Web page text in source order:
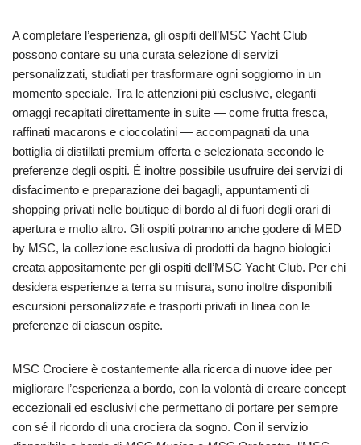
A completare l’esperienza, gli ospiti dell’MSC Yacht Club
possono contare su una curata selezione di servizi
personalizzati, studiati per trasformare ogni soggiorno in un
momento speciale. Tra le attenzioni più esclusive, eleganti
omaggi recapitati direttamente in suite — come frutta fresca,
raffinati macarons e cioccolatini — accompagnati da una
bottiglia di distillati premium offerta e selezionata secondo le
preferenze degli ospiti. È inoltre possibile usufruire dei servizi di
disfacimento e preparazione dei bagagli, appuntamenti di
shopping privati nelle boutique di bordo al di fuori degli orari di
apertura e molto altro. Gli ospiti potranno anche godere di MED
by MSC, la collezione esclusiva di prodotti da bagno biologici
creata appositamente per gli ospiti dell’MSC Yacht Club. Per chi
desidera esperienze a terra su misura, sono inoltre disponibili
escursioni personalizzate e trasporti privati in linea con le
preferenze di ciascun ospite.
MSC Crociere è costantemente alla ricerca di nuove idee per
migliorare l’esperienza a bordo, con la volontà di creare concept
eccezionali ed esclusivi che permettano di portare per sempre
con sé il ricordo di una crociera da sogno. Con il servizio